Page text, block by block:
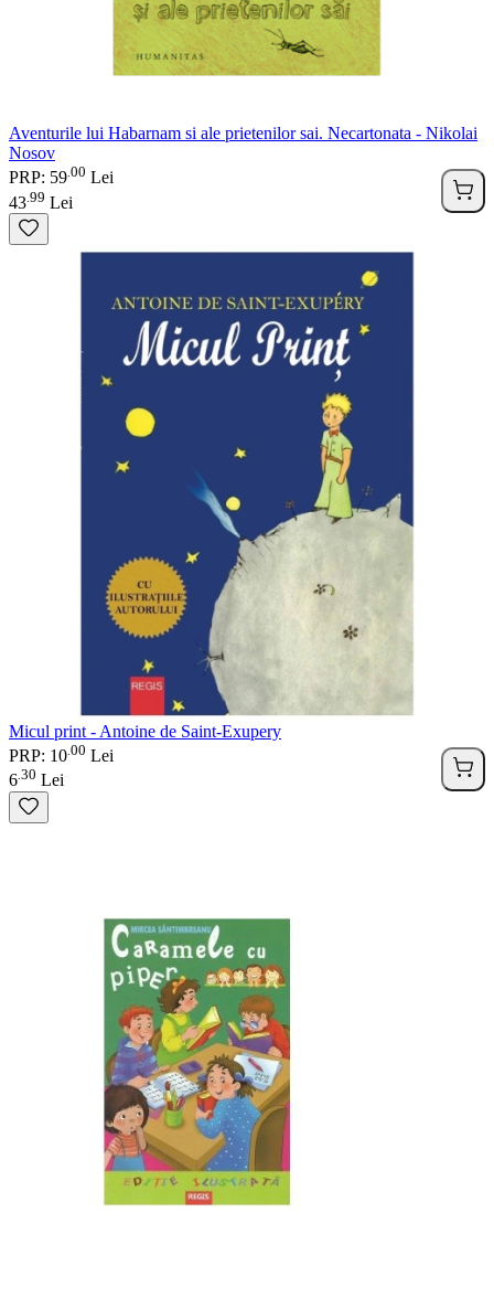
Aventurile lui Habarnam si ale prietenilor sai. Necartonata - Nikolai
Nosov
PRP: 59 00 Lei
43 99 Lei
Micul print - Antoine de Saint-Exupery
PRP: 10 00 Lei
6 30 Lei